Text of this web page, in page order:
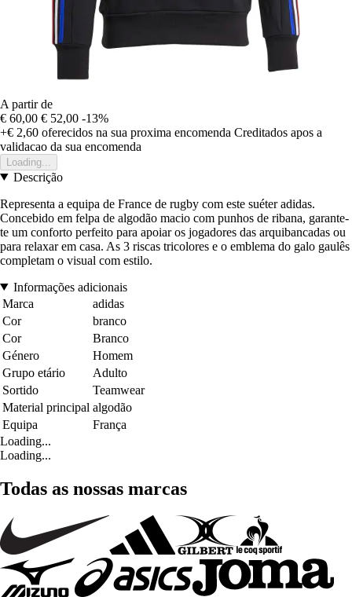
A partir de
€ 60,00 € 52,00 -13%
+€ 2,60 oferecidos na sua proxima encomenda Creditados apos a
validacao da sua encomenda
Loading...
Descrição
Representa a equipa de France de rugby com este suéter adidas.
Concebido em felpa de algodão macio com punhos de ribana, garante-
te um conforto perfeito para apoiar os jogadores das arquibancadas ou
para relaxar em casa. As 3 riscas tricolores e o emblema do galo gaulês
completam o visual com estilo.
Informações adicionais
Marca
adidas
Cor
branco
Cor
Branco
Género
Homem
Grupo etário
Adulto
Sortido
Teamwear
Material principal algodão
Equipa
França
Loading...
Loading...
Todas as nossas marcas